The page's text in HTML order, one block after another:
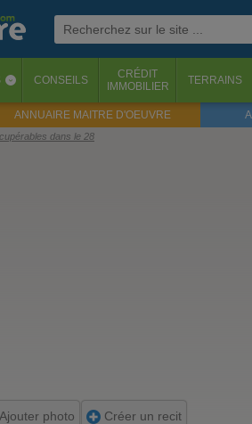
‹ CONSEILS
CRÉDIT
IMMOBILIER
TERRAINS
ANNUAIRE MAITRE D'OEUVRE
dans le 28
Ajouter photo Créer un recit